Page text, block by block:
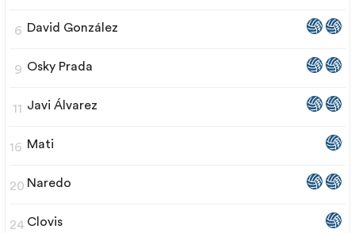
6 David González
9 Osky Prada
11 Javi Álvarez
16 Mati
20 Naredo
24 Clovis